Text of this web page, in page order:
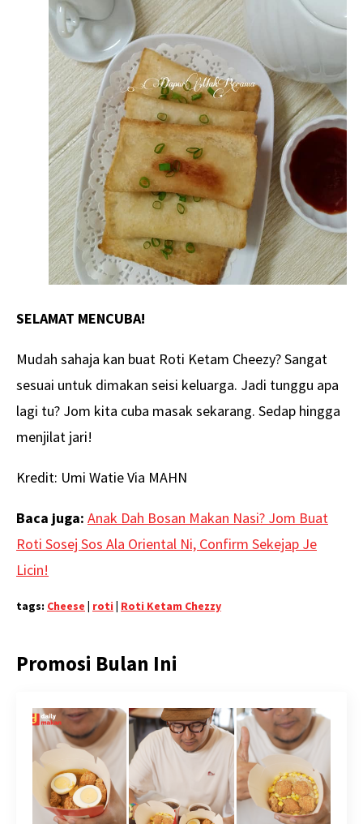
SELAMAT MENCUBA!
Mudah sahaja kan buat Roti Ketam Cheezy? Sangat
sesuai untuk dimakan seisi keluarga. Jadi tunggu apa
lagi tu? Jom kita cuba masak sekarang. Sedap hingga
menjilat jari!
Kredit: Umi Watie Via MAHN
Baca juga: Anak Dah Bosan Makan Nasi? Jom Buat
Roti Sosej Sos Ala Oriental Ni, Confirm Sekejap Je
Licin!
tags: Cheese | roti | Roti Ketam Chezzy
Promosi Bulan Ini